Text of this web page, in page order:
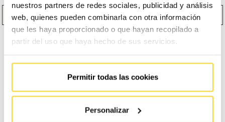
nuestros partners de redes sociales, publicidad y análisis
web, quienes pueden combinarla con otra información
que les haya proporcionado o que hayan recopilado a
partir del uso que haya hecho de sus servicios.
Permitir todas las cookies
Personalizar
¿Qué función te describe mejor? Selecciona un producto